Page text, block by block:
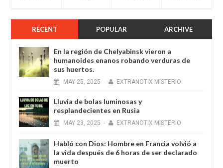
RECENT POPULAR ARCHIVE
En la región de Chelyabinsk vieron a
humanoides enanos robando verduras de
sus huertos.
MAY 25, 2025 - EXTRANOTIX MISTERIO
Lluvia de bolas luminosas y
resplandecientes en Rusia
MAY 23, 2025 - EXTRANOTIX MISTERIO
Habló con Dios: Hombre en Francia volvió a
la vida después de 6 horas de ser declarado
muerto